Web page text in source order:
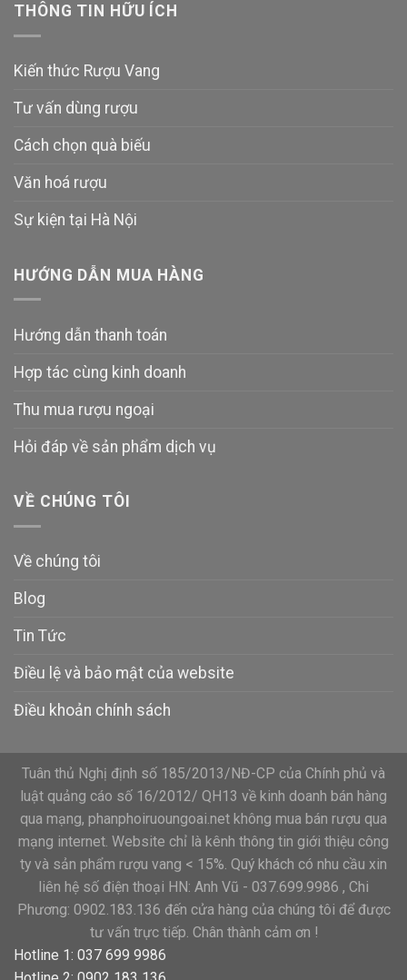
THÔNG TIN HỮU ÍCH
Kiến thức Rượu Vang
Tư vấn dùng rượu
Cách chọn quà biếu
Văn hoá rượu
Sự kiện tại Hà Nội
HƯỚNG DẪN MUA HÀNG
Hướng dẫn thanh toán
Hợp tác cùng kinh doanh
Thu mua rượu ngoại
Hỏi đáp về sản phẩm dịch vụ
VỀ CHÚNG TÔI
Về chúng tôi
Blog
Tin Tức
Điều lệ và bảo mật của website
Điều khoản chính sách
Tuân thủ Nghị định số 185/2013/NĐ-CP của Chính phủ và
luật quảng cáo số 16/2012/ QH13 về kinh doanh bán hàng
qua mạng, phanphoiruoungoai.net không mua bán rượu qua
mạng internet. Website chỉ là kênh thông tin giới thiệu công
ty và sản phẩm rượu vang < 15%. Quý khách có nhu cầu xin
liên hệ số điện thoại HN: Anh Vũ - 037.699.9986 , Chi
Phương: 0902.183.136 đến cửa hàng của chúng tôi để được
tư vấn trực tiếp. Chân thành cảm ơn !
Hotline 1: 037 699 9986